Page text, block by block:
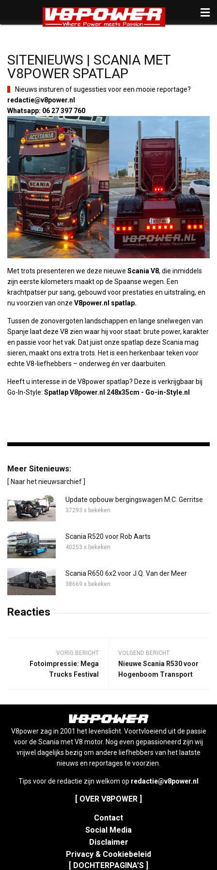
SITENIEUWS | SCANIA MET
V8POWER SPATLAP
Nieuws insturen of sugessties voor een mooie reportage?
redactie@v8power.nl
Whatsapp: 06 27 397 760
Met trots presenteren we deze nieuwe Scania V8, die inmiddels
zijn eerste kilometers maakt op de Spaanse wegen. Een
krachtpatser pur sang, gebouwd voor prestaties en uitstraling, en
nu voorzien van onze V8power.nl spatlap.
Tussen de zonovergoten landschappen en lange snelwegen van
Spanje laat deze V8 zien waar hij voor staat: brute power, karakter
en passie voor het vak. Dat juist onze spatlap deze Scania mag
sieren, maakt ons extra trots. Het is een herkenbaar teken voor
echte V8-liefhebbers – onderweg én ver daarbuiten.
Heeft u interesse in de V8power spatlap? Deze is verkrijgbaar bij
Go-In-Style: Spatlap V8power.nl 248x35cm - Go-in-Style.nl
Meer Sitenieuws:
[ Naar het nieuwsarchief ]
Update opbouw bergingswagen M.C. Gerritse
37293 x bekeken
Scania R520 voor Rob Aarts
40253 x bekeken
Scania R650 6x2 voor J.Q. Van der Meer
38669 x bekeken
Reacties
VORIG BERICHT
Fotoimpressie: Mega
Trucks Festival
VOLGEND BERICHT
Nieuwe Scania R530 voor
Hogenboom Transport
V8power zag in 2001 het levenslicht. Voortvloeiend uit de passie
voor de Scania met V8 motor. Nog even gepassioneerd zijn wij
vrijwel dagelijks bezig om andere liefhebbers van het laatste
nieuws en reportages te voorzien.
Tips voor de redactie zijn welkom op redactie@v8power.nl
[ OVER V8POWER ]
Contact
Social Media
Disclaimer
Privacy & Cookiebeleid
[ DOCHTERPAGINA'S ]